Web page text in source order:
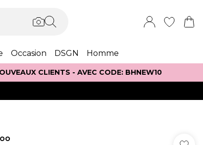
Occasion DSGN Homme
CLIENTS - AVEC CODE: BHNEW10